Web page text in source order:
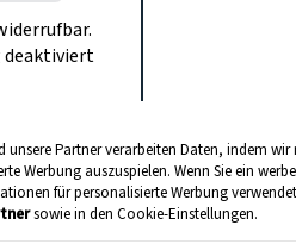
deaktiviert
unsere Partner verarbeiten Daten, indem
Werbung auszuspielen. Wenn Sie ein
für personalisierte Werbung
sowie in den Cookie-Einstellungen.